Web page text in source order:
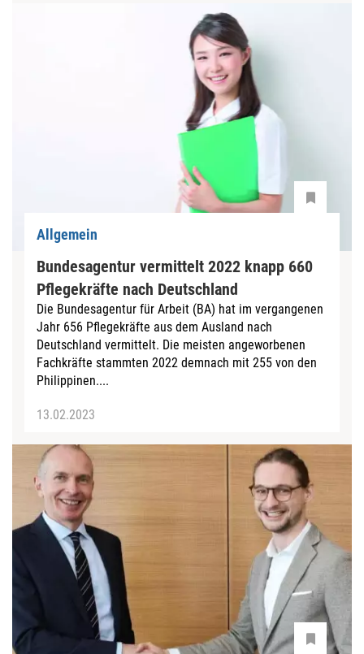
Allgemein
Bundesagentur vermittelt 2022 knapp 660
Pflegekräfte nach Deutschland
Die Bundesagentur für Arbeit (BA) hat im vergangenen
Jahr 656 Pflegekräfte aus dem Ausland nach
Deutschland vermittelt. Die meisten angeworbenen
Fachkräfte stammten 2022 demnach mit 255 von den
Philippinen....
13.02.2023